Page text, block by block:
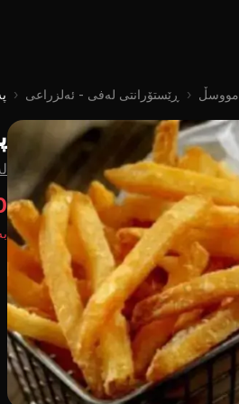
مووسڵ ‹ ڕێستۆرانتی لەفی - ئەلزراعی ‹